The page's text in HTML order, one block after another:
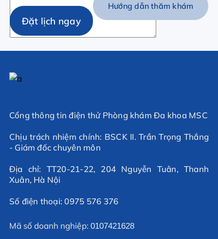
Đặt lịch ngay
Hướng dẫn thăm khám
Cổng thông tin điện thử Phòng khám Đa khoa MSC
Chịu trách nhiệm chính: BSCK II. Trần Trọng Thắng
- Giám đốc chuyên môn
Địa chỉ: TT20-21-22, 204 Nguyễn Tuân, Thanh
Xuân, Hà Nội
Số điện thoại: 0975 576 376
Mã số doanh nghiệp: 0107421628